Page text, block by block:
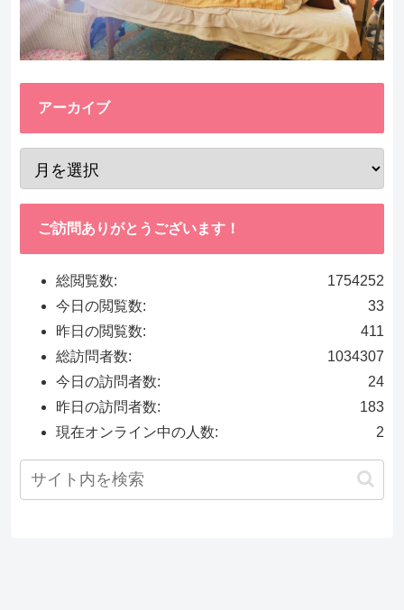
アーカイブ
ご訪問ありがとうございます！
1754252
総閲覧数:
33
今日の閲覧数:
411
昨日の閲覧数:
1034307
総訪問者数:
24
今日の訪問者数:
183
昨日の訪問者数:
2
現在オンライン中の人数: